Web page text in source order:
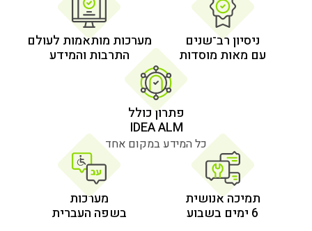
מוסדות
מערכות מותאמות לעולם
התרבות והמידע
כל המידע במקום אחד
מערכות
בשפה העברית